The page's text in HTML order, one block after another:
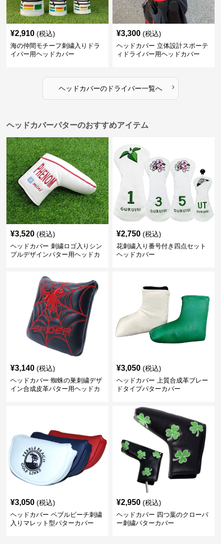
¥2,910 (税込)
海の仲間モチーフ刺繍入りドラ
イバー用ヘッドカバー
¥3,300 (税込)
ヘッドカバー 立体設計スポーテ
ィドライバー用ヘッドカバー
ヘッドカバーのドライバー一覧へ ›
ヘッドカバーパターのおすすめアイテム
¥3,520 (税込)
ヘッドカバー 刺繍ロゴ入りシン
プルデザインパター用ヘッドカ
¥2,750 (税込)
花刺繍入り番号付き四点セット
ヘッドカバー
¥3,140 (税込)
ヘッドカバー 蜘蛛の巣刺繍デザ
イン合成皮革パター用ヘッドカ
¥3,050 (税込)
ヘッドカバー 上質合成革ブレー
ドタイプパターカバー
¥3,050 (税込)
ヘッドカバー ペブルビーチ刺繍
入りマレット型パターカバー
¥2,950 (税込)
ヘッドカバー 四つ葉のクローバ
ー刺繍パターカバー